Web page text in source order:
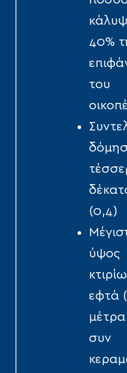
40%
του
(0,4)
ύψος
εφτά
μέτρα
συν